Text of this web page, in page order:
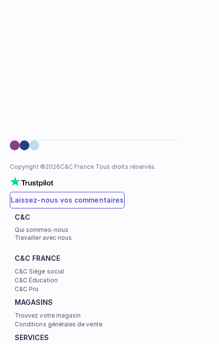
C&C
Qui sommes-nous
Travailler avec nous
C&C FRANCE
C&C Siège social
C&C Éducation
C&C Pro
MAGASINS
Trouvez votre magasin
Conditions générales de vente
SERVICES
Copyright ©2026C&C France Tous droits réservés.
Laissez-nous vos commentaires